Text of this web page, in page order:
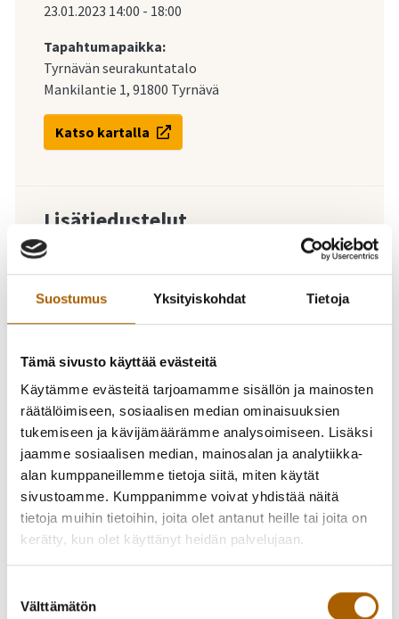
Suostumus Yksityiskohdat Tietoja
Tämä sivusto käyttää evästeitä
Käytämme evästeitä tarjoamamme sisällön ja mainosten
räätälöimiseen, sosiaalisen median ominaisuuksien
tukemiseen ja kävijämäärämme analysoimiseen. Lisäksi
jaamme sosiaalisen median, mainosalan ja analytiikka-
alan kumppaneillemme tietoja siitä, miten käytät
sivustoamme. Kumppanimme voivat yhdistää näitä
tietoja muihin tietoihin, joita olet antanut heille tai joita on
kerätty, kun olet käyttänyt heidän palvelujaan.
valinta
Välttämätön
23.01.2023 14:00 - 18:00
Tapahtumapaikka:
Tyrnävän seurakuntatalo
Mankilantie 1, 91800 Tyrnävä
Katso kartalla
Lisätiedustelut
luovuttajainfo 0800 0 5801 (arkisin klo 8–17)
23.01.202314:00- 18:00
Verenluovutus
Tervetuloa verenluovutukseen!
Verenluovutus maanantaina 23.1.2023 klo 14.00–18.00
Tyrnävän seurakuntatalolla (Mankilantie 1, 91800 Tyrnävä).
Varaa aika netistä: https://ajanvaraus.veripalvelu.fi/VP